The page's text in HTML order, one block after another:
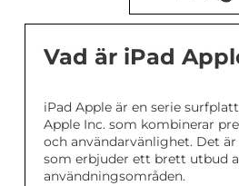
Vad är iPad
iPad Apple är en serie
Apple Inc. som kombinerar
och användarvänlighet. Det
som erbjuder ett brett utbud
användningsområden.